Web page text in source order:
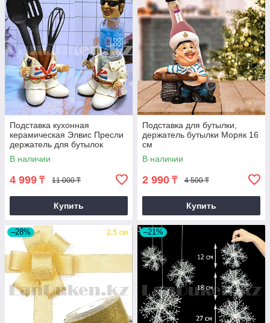
Подставка кухонная
керамическая Элвис Пресли
держатель для бутылок
В наличии
4 999 ₸ 11 000 ₸
Купить
Подставка для бутылки,
держатель бутылки Моряк 16
см
В наличии
2 990 ₸ 4 500 ₸
Купить
–28% –21%